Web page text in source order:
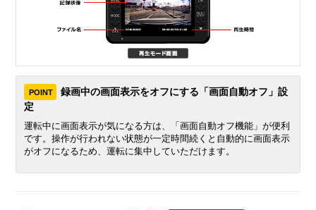
POINT
録画中の画面表示をオフにする「画面自動オフ」設
定
運転中に画面表示が気になる方は、「画面自動オフ機能」が便利
です。操作が行われない状態が一定時間続くと自動的に画面表示
がオフになるため、運転に集中していただけます。